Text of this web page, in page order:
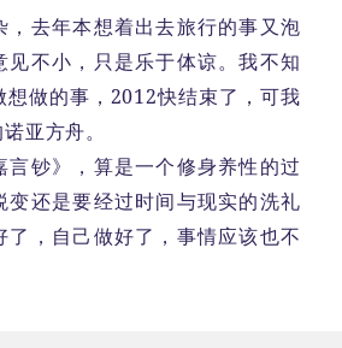
，去年本想着出去旅行的事又泡
见不小，只是乐于体谅。我不知
做的事，2012快结束了，可我
亚方舟。
言钞》，算是一个修身养性的过
变还是要经过时间与现实的洗礼
了，自己做好了，事情应该也不